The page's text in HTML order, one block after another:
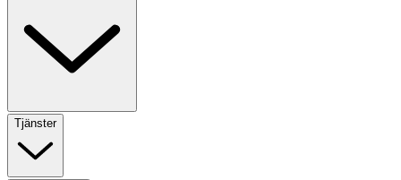
Tjänster